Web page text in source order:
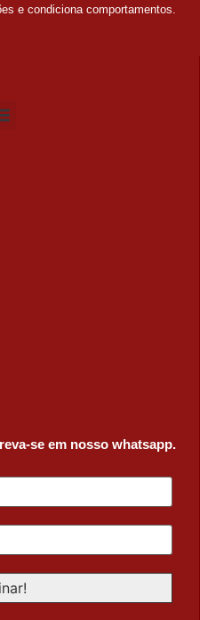
e condiciona comportamentos.
se em nosso whatsapp.